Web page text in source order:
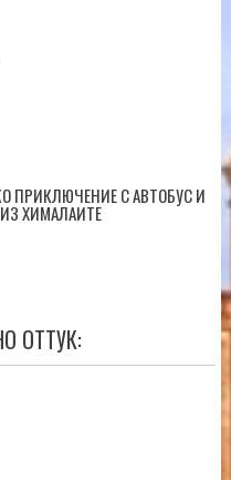
ПРИКЛЮЧЕНИЕ С АВТОБУС И
ХИМАЛАИТЕ
ОТТУК: